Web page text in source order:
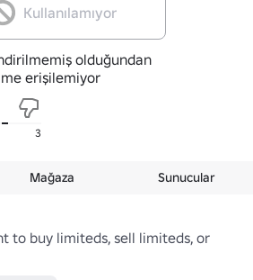
Kullanılamıyor
olduğundan
erişilemiyor
3
Mağaza Sunucular
to buy limiteds, sell limiteds, or